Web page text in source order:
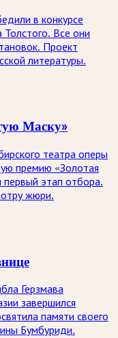
в конкурсе
Толстого. Все они
Проект
литературы.
Маску»
театра оперы
премию «Золотая
первый этап отбора.
жюри.
Герзмава
завершился
памяти своего
Бумбуриди.